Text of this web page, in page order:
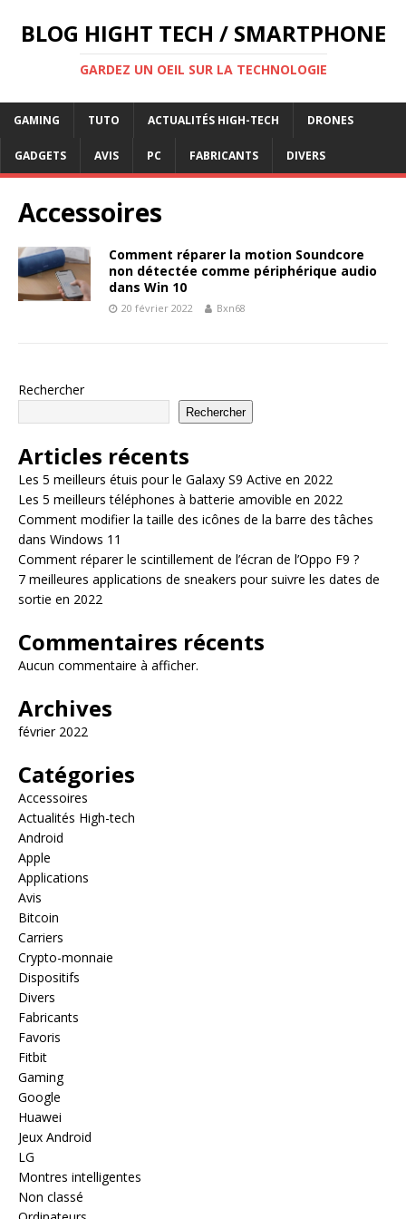
BLOG HIGHT TECH / SMARTPHONE
GARDEZ UN OEIL SUR LA TECHNOLOGIE
GAMING TUTO ACTUALITÉS HIGH-TECH DRONES
GADGETS AVIS PC FABRICANTS DIVERS
Accessoires
Comment réparer la motion Soundcore
non détectée comme périphérique audio
dans Win 10
20 février 2022 Bxn68
Rechercher
Rechercher
Articles récents
Les 5 meilleurs étuis pour le Galaxy S9 Active en 2022
Les 5 meilleurs téléphones à batterie amovible en 2022
Comment modifier la taille des icônes de la barre des tâches
dans Windows 11
Comment réparer le scintillement de l’écran de l’Oppo F9 ?
7 meilleures applications de sneakers pour suivre les dates de
sortie en 2022
Commentaires récents
Aucun commentaire à afficher.
Archives
février 2022
Catégories
Accessoires
Actualités High-tech
Android
Apple
Applications
Avis
Bitcoin
Carriers
Crypto-monnaie
Dispositifs
Divers
Fabricants
Favoris
Fitbit
Gaming
Google
Huawei
Jeux Android
LG
Montres intelligentes
Non classé